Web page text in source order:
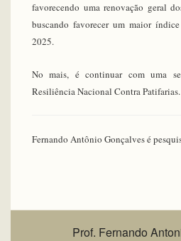
favorecendo uma renovação geral
buscando favorecer um maior
2025.
No mais, é continuar com uma
Resiliência Nacional Contra Patifarias.
Fernando Antônio Gonçalves é
Prof. Fernando